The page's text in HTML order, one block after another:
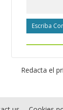
Escriba
Redacta el